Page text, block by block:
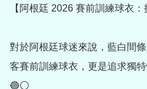
【阿根廷 2026 賽前訓練球衣
對於阿根廷球迷來說，藍白間
客賽前訓練球衣，更是追求獨
🔵⚪️